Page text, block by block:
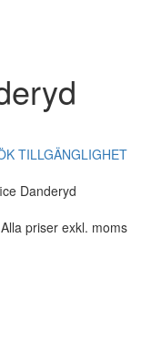
TILLGÄNGLIGHET
Danderyd
Alla priser exkl. moms